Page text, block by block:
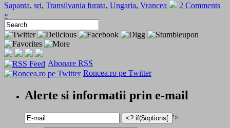
Sapanta, sri, Transilvania furata, Ungaria, Vrancea
2 Comments
»
Abonare RSS
Roncea.ro pe Twitter
Alerte si informatii prin e-mail
'>